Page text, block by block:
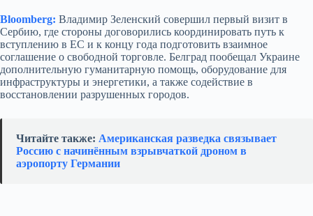
Bloomberg: Владимир Зеленский совершил первый визит в
Сербию, где стороны договорились координировать путь к
вступлению в ЕС и к концу года подготовить взаимное
соглашение о свободной торговле. Белград пообещал Украине
дополнительную гуманитарную помощь, оборудование для
инфраструктуры и энергетики, а также содействие в
восстановлении разрушенных городов.
Читайте также: Американская разведка связывает
Россию с начинённым взрывчаткой дроном в
аэропорту Германии